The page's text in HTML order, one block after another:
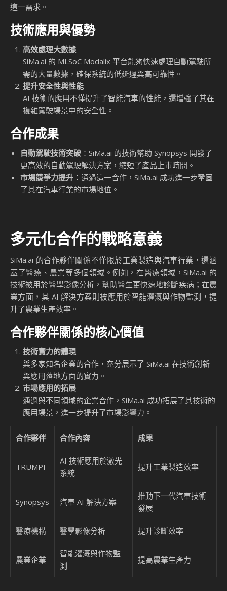
這一需求。
技術應用與優勢
高效處理大數據
SiMa.ai 的 MLSoC Modalix 平台能夠快速處理自動駕駛所
需的大量數據，確保系統的低延遲與高可靠性。
提升安全性與性能
AI 技術的應用不僅提升了智能汽車的性能，還增強了其在
複雜駕駛場景中的安全性。
合作成果
自動駕駛技術突破 ：SiMa.ai 的技術幫助 Synopsys 開發了
更高效的自動駕駛解決方案，縮短了產品上市時間。
市場競爭力提升 ：通過這一合作，SiMa.ai 成功進一步鞏固
了其在汽車行業的市場地位。
多元化合作的戰略意義
SiMa.ai 的合作夥伴關係不僅限於工業製造與汽車行業，還涵
蓋了醫療、農業等多個領域。例如，在醫療領域，SiMa.ai 的
技術被用於醫學影像分析，幫助醫生更快速地診斷疾病；在農
業方面，其 AI 解決方案則被應用於智能灌溉與作物監測，提
升了農業生產效率。
合作夥伴關係的核心價值
技術實力的體現
與多家知名企業的合作，充分展示了 SiMa.ai 在技術創新
與應用落地方面的實力。
市場應用的拓展
通過與不同領域的企業合作，SiMa.ai 成功拓展了其技術的
應用場景，進一步提升了市場影響力。
合作夥伴 合作內容 成果
TRUMPF
AI 技術應用於激光
系統
提升工業製造效率
Synopsys 汽車 AI 解決方案
推動下一代汽車技術
發展
醫療機構 醫學影像分析 提升診斷效率
農業企業
智能灌溉與作物監
測
提高農業生產力